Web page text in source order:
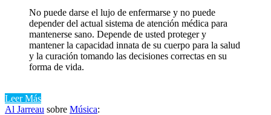
No puede darse el lujo de enfermarse y no puede
depender del actual sistema de atención médica para
mantenerse sano. Depende de usted proteger y
mantener la capacidad innata de su cuerpo para la salud
y la curación tomando las decisiones correctas en su
forma de vida.
Leer Más
Al Jarreau sobre Música: